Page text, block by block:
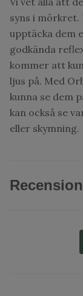
syns i
upptäcka dem
godkända
kommer att
ljus på. Med
kunna se dem
kan också se
eller skymning.